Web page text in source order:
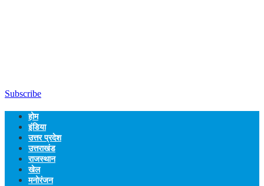
Subscribe
होम
इंडिया
उत्तर प्रदेश
उत्तराखंड
राजस्थान
खेल
मनोरंजन